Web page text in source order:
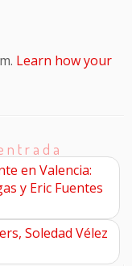
Learn how your
en Valencia:
y Eric Fuentes
Soledad Vélez